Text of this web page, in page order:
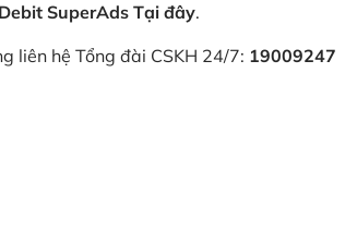
SuperAds Tại đây.
liên hệ Tổng đài CSKH 24/7: 19009247